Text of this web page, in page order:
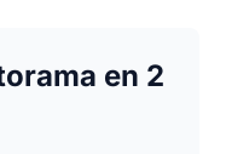
en 2